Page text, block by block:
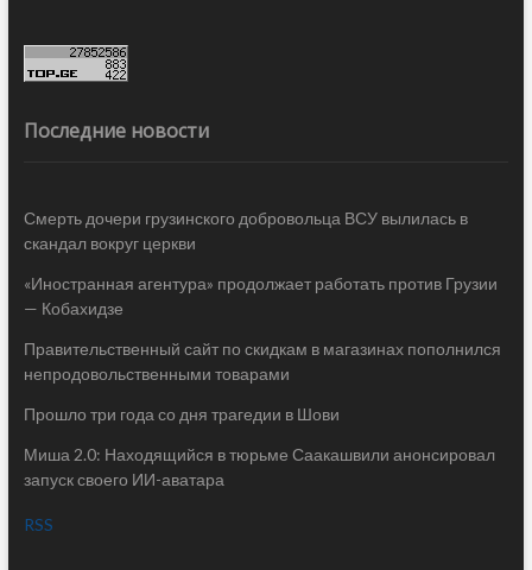
Последние новости
Смерть дочери грузинского добровольца ВСУ вылилась в
скандал вокруг церкви
«Иностранная агентура» продолжает работать против Грузии
— Кобахидзе
Правительственный сайт по скидкам в магазинах пополнился
непродовольственными товарами
Прошло три года со дня трагедии в Шови
Миша 2.0: Находящийся в тюрьме Саакашвили анонсировал
запуск своего ИИ-аватара
RSS